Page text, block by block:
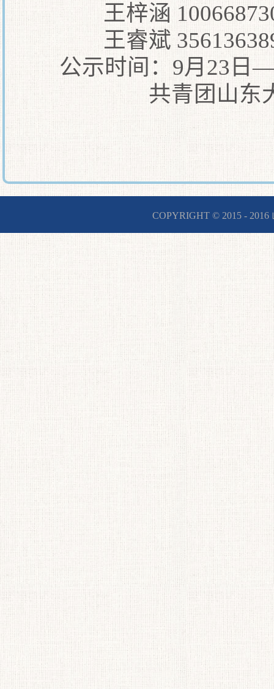
王梓涵
王睿斌
公示时间：9月23日
共青团山东
COPYRIGHT © 2015 -